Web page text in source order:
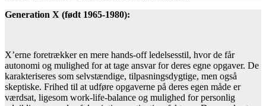
Generation X (født 1965-1980):
X’erne foretrækker en mere hands-off ledelsesstil, hvor de får
autonomi og mulighed for at tage ansvar for deres egne opgaver. De
karakteriseres som selvstændige, tilpasningsdygtige, men også
skeptiske. Frihed til at udføre opgaverne på deres egen måde er
værdsat, ligesom work-life-balance og mulighed for personlig